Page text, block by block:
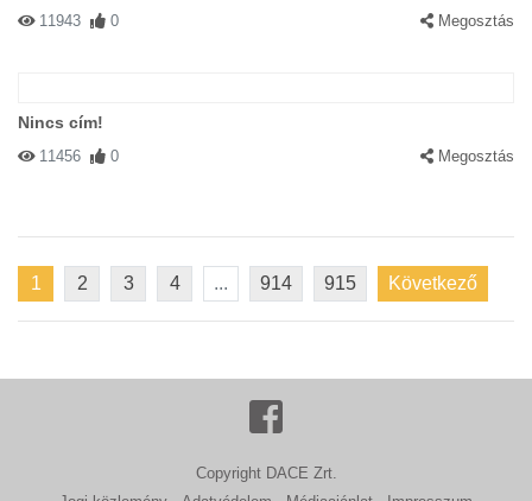
11943 0 Megosztás
Nincs cím!
11456 0 Megosztás
1 2 3 4 ... 914 915 Következő
Copyright DACE Zrt.